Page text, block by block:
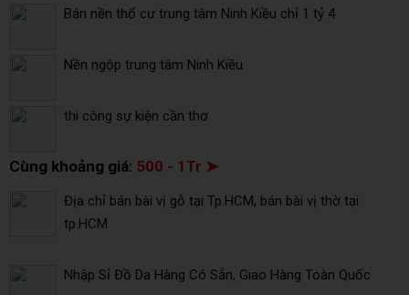
Bán nền thổ cư trung tâm Ninh Kiều chỉ 1 tỷ 4
Nền ngộp trung tâm Ninh Kiều
thi công sự kiện cần thơ
Cùng khoảng giá: 500 - 1Tr ➤
Địa chỉ bán bài vị gỗ tại Tp.HCM, bán bài vị thờ tại
tp.HCM
Nhập Sỉ Đồ Da Hàng Có Sẵn, Giao Hàng Toàn Quốc